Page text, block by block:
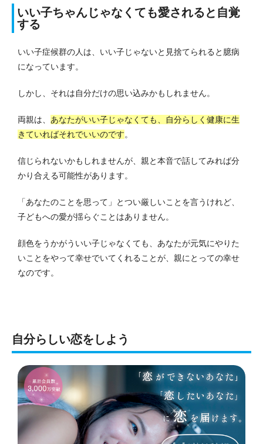
いい子ちゃんじゃなくても愛されると自覚
する
いい子症候群の人は、いい子じゃないと見捨てられると臆病
になっています。
しかし、それは自分だけの思い込みかもしれません。
両親は、 あなたがいい子じゃなくても、自分らしく健康に生
きていればそれでいいのです。
信じられないかもしれませんが、親と本音で話してみれば分
かり合える可能性があります。
「あなたのことを思って」とつい厳しいことを言うけれど、
子どもへの愛が揺らぐことはありません。
顔色をうかがういい子じゃなくても、あなたが元気にやりた
いことをやって幸せでいてくれることが、親にとっての幸せ
なのです。
自分らしい恋をしよう